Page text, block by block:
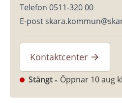
Telefon 0511-320 00
E-post
Kontaktcenter
Stängt Öppnar 10 aug